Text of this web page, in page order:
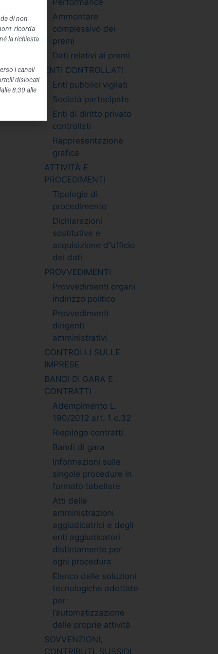
Ammontare
complessivo dei
premi
Dati relativi ai premi
ENTI CONTROLLATI
Enti pubblici vigilati
Società partecipate
Enti di diritto privato
controllati
Rappresentazione
grafica
ATTIVITÀ E
PROCEDIMENTI
Tipologie di
procedimento
Dichiarazioni
sostitutive e
acquisizione d”ufficio
dei dati
PROVVEDIMENTI
Provvedimenti organi
indirizzo politico
Provvedimenti
dirigenti
amministrativi
CONTROLLI SULLE
IMPRESE
BANDI DI GARA E
CONTRATTI
Adempimento L.
190/2012 art. 1 c.32
Riepilogo contratti
Bandi di gara
Informazioni sulle
singole procedure in
formato tabellare
Atti delle
amministrazioni
aggiudicatrici e degli
enti aggiudicatori
distintamente per
ogni procedura
Elenco delle soluzioni
tecnologiche adottate
per
l’automatizzazione
delle proprie attività
SOVVENZIONI,
CONTRIBUTI, SUSSIDI,
di non
ricorda
la richiesta
i canali
dislocati
8:30 alle